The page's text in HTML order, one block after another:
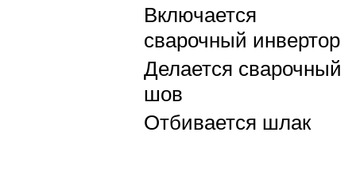
Включается
сварочный инвертор
Делается сварочный
шов
Отбивается шлак